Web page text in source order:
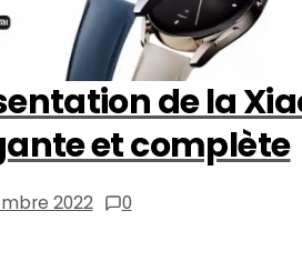
de la
et complète
2022 0